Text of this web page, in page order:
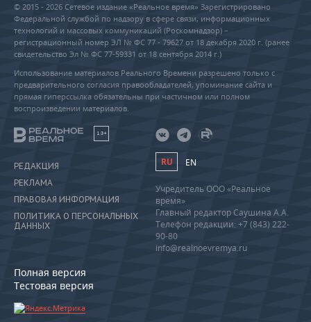
© 2015 - 2026 Сетевое издание «Реальное время» Зарегистрировано
Федеральной службой по надзору в сфере связи, информационных
технологий и массовых коммуникаций (Роскомнадзор) –
регистрационный номер ЭЛ № ФС 77 - 79627 от 18 декабря 2020 г. (ранее
свидетельство Эл № ФС 77-59331 от 18 сентября 2014 г.)
Использование материалов Реального Времени разрешено только с
предварительного согласия правообладателей, упоминание сайта и
прямая гиперссылка обязательны при частичном или полном
воспроизведении материалов.
18+
РЕДАКЦИЯ
РЕКЛАМА
ПРАВОВАЯ ИНФОРМАЦИЯ
ПОЛИТИКА О ПЕРСОНАЛЬНЫХ
ДАННЫХ
Полная версия
Тестовая версия
RU EN
Учредитель ООО «Реальное
время»
Главный редактор Саушина А.А.
Телефон редакции: +7 (843) 222-
90-80
info@realnoevremya.ru